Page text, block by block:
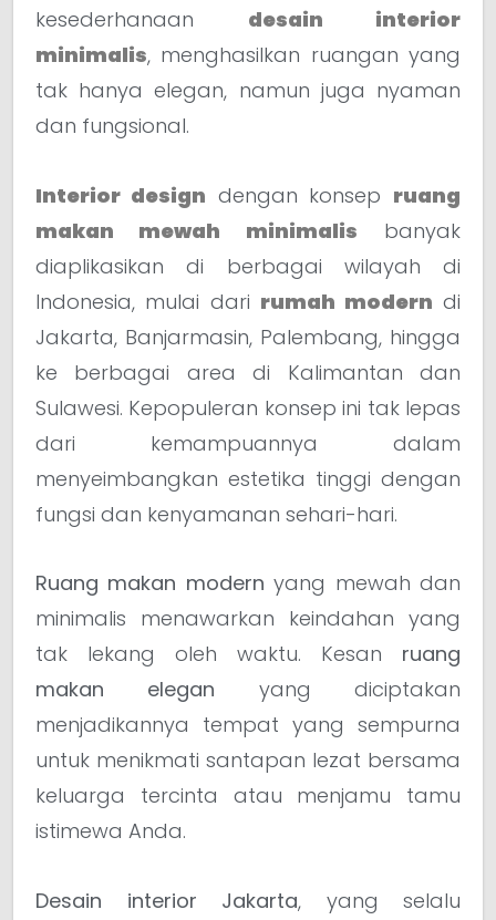
kesederhanaan desain interior
minimalis, menghasilkan ruangan yang
tak hanya elegan, namun juga nyaman
dan fungsional.
Interior design dengan konsep ruang
makan mewah minimalis banyak
diaplikasikan di berbagai wilayah di
Indonesia, mulai dari rumah modern di
Jakarta, Banjarmasin, Palembang, hingga
ke berbagai area di Kalimantan dan
Sulawesi. Kepopuleran konsep ini tak lepas
dari kemampuannya dalam
menyeimbangkan estetika tinggi dengan
fungsi dan kenyamanan sehari-hari.
Ruang makan modern yang mewah dan
minimalis menawarkan keindahan yang
tak lekang oleh waktu. Kesan ruang
makan elegan yang diciptakan
menjadikannya tempat yang sempurna
untuk menikmati santapan lezat bersama
keluarga tercinta atau menjamu tamu
istimewa Anda.
Desain interior Jakarta, yang selalu